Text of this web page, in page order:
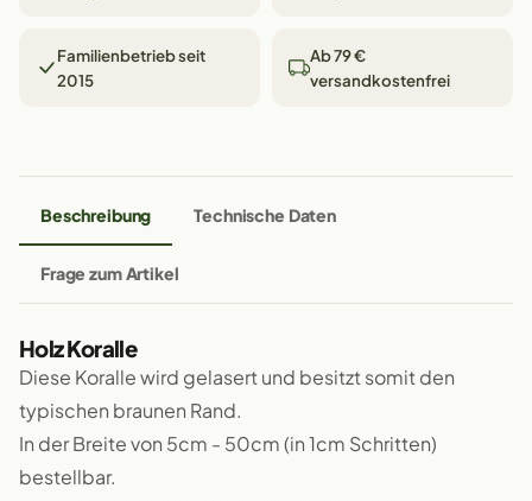
Familienbetrieb seit
2015
Ab 79 €
versandkostenfrei
Beschreibung Technische Daten
Frage zum Artikel
Holz Koralle
Diese Koralle wird gelasert und besitzt somit den
typischen braunen Rand.
In der Breite von 5cm - 50cm (in 1cm Schritten)
bestellbar.